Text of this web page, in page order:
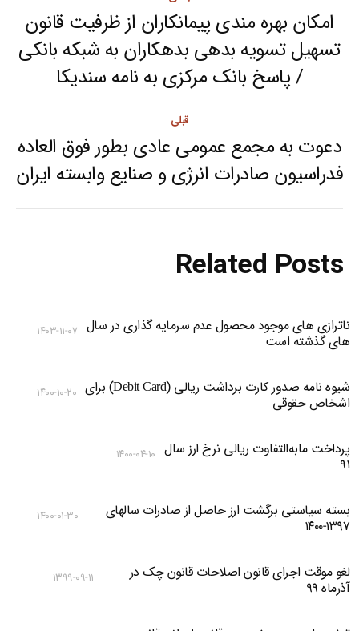
navigation
قبلی
Previous
post:
دعوت به مجمع عمومی عادی بطور فوق العاده
فدراسیون صادرات انرژی و صنایع وابسته ایران
Next
post:
امکان بهره مندی پیمانکاران از ظرفیت قانون
تسهیل تسویه بدهی بدهکاران به شبکه بانکی
/ پاسخ بانک مرکزی به نامه سندیکا
Related Posts
ناترازی های موجود محصول عدم سرمایه گذاری در سال
های گذشته است
۱۴۰۳-۱۱-۰۷
شیوه نامه صدور کارت برداشت ریالی (Debit Card) برای
اشخاص حقوقی
۱۴۰۰-۱۰-۲۰
پرداخت مابه‌التفاوت ریالی نرخ ارز سال
۹۱
۱۴۰۰-۰۴-۱۰
بسته سیاستی برگشت ارز حاصل از صادرات سالهای
۱۳۹۷-۱۴۰۰
۱۴۰۰-۰۱-۳۰
لغو موقت اجرای قانون اصلاحات قانون چک در
آذرماه ۹۹
۱۳۹۹-۰۹-۱۱